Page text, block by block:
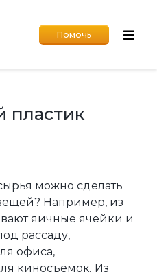
Помочь
пластик
можно сделать
Например, из
яичные ячейки и
рассаду,
офиса,
киносъёмок. Из